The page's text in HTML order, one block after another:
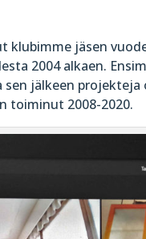
klubimme jäsen
2004 alkaen.
jälkeen
toiminut 2008-2020.